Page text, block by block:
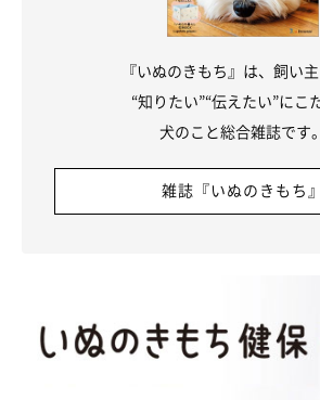
『いぬのきもち』は、飼い
“知りたい”“伝えたい”にこ
犬のこと総合雑誌です。
雑誌『いぬのきもち』